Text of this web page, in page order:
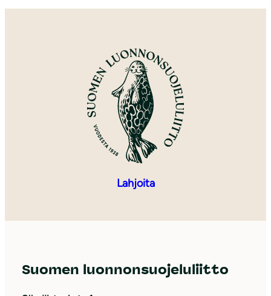
Lahjoita
Suomen luonnonsuojeluliitto